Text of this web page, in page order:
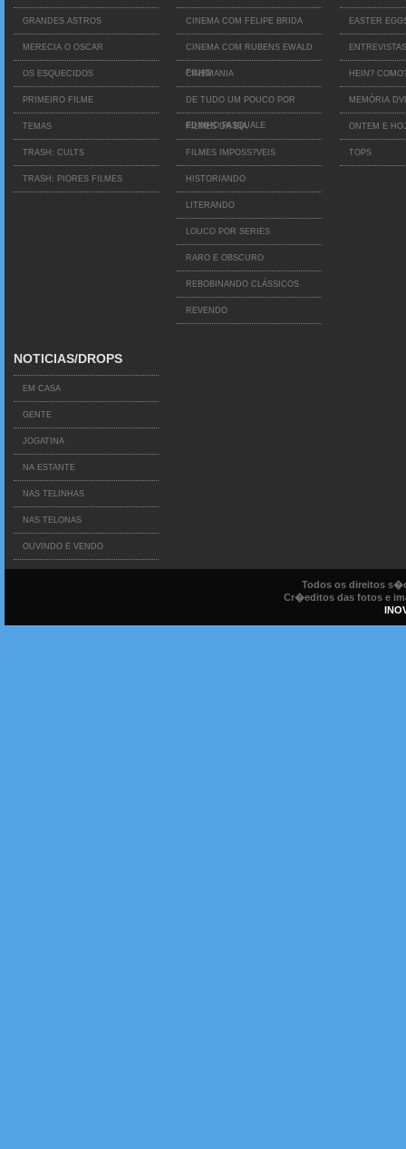
GRANDES ASTROS
MERECIA O OSCAR
OS ESQUECIDOS
PRIMEIRO FILME
TEMAS
TRASH: CULTS
TRASH: PIORES FILMES
CINEMA COM FELIPE BRIDA
CINEMA COM RUBENS EWALD
FILHO
CINEMANIA
DE TUDO UM POUCO POR
EDINHO PASQUALE
FILMES DA BIA
FILMES IMPOSS?VEIS
HISTORIANDO
LITERANDO
LOUCO POR SERIES
RARO E OBSCURO
REBOBINANDO CLÁSSICOS
REVENDO
EASTER
ENTREVISTAS
HEIN?
MEMÓRIA
ONTEM E
TOPS
NOTICIAS/DROPS
EM CASA
GENTE
JOGATINA
NA ESTANTE
NAS TELINHAS
NAS TELONAS
OUVINDO E VENDO
Todos os direitos
Cr�editos das fotos e